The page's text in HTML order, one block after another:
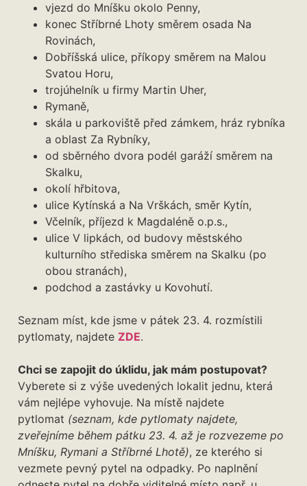
vjezd do Mníšku okolo Penny,
konec Stříbrné Lhoty směrem osada Na
Rovinách,
Dobříšská ulice, příkopy směrem na Malou
Svatou Horu,
trojúhelník u firmy Martin Uher,
Rymaně,
skála u parkoviště před zámkem, hráz rybníka
a oblast Za Rybníky,
od sběrného dvora podél garáží směrem na
Skalku,
okolí hřbitova,
ulice Kytínská a Na Vrškách, směr Kytín,
Včelník, příjezd k Magdaléně o.p.s.,
ulice V lipkách, od budovy městského
kulturního střediska směrem na Skalku (po
obou stranách),
podchod a zastávky u Kovohutí.
Seznam míst, kde jsme v pátek 23. 4. rozmístili
pytlomaty, najdete ZDE.
Chci se zapojit do úklidu, jak mám postupovat?
Vyberete si z výše uvedených lokalit jednu, která
vám nejlépe vyhovuje. Na místě najdete
pytlomat (seznam, kde pytlomaty najdete,
zveřejníme během pátku 23. 4. až je rozvezeme po
Mníšku, Rymani a Stříbrné Lhotě), ze kterého si
vezmete pevný pytel na odpadky. Po naplnění